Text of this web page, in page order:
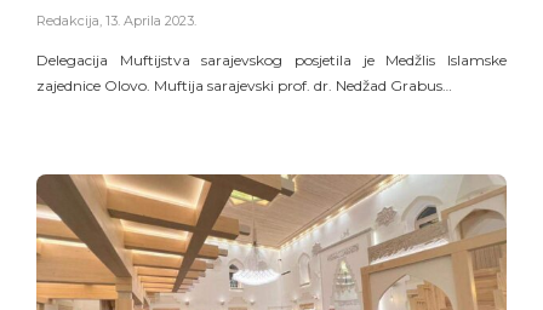
Redakcija, 13. Aprila 2023.
Delegacija Muftijstva sarajevskog posjetila je Medžlis Islamske
zajednice Olovo. Muftija sarajevski prof. dr. Nedžad Grabus…